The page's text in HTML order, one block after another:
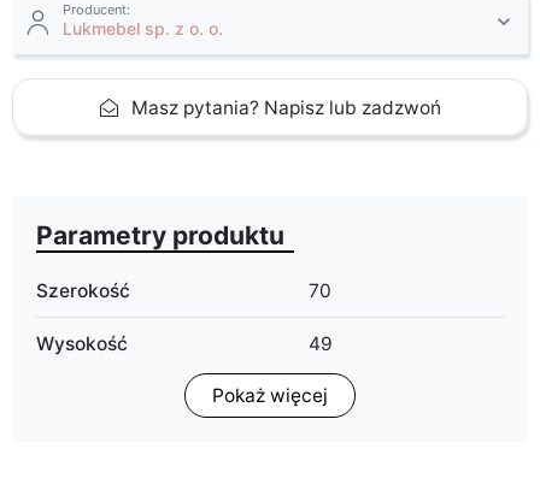
Producent:
Lukmebel sp. z o. o.
Masz pytania? Napisz lub zadzwoń
Parametry produktu
Szerokość 70
Wysokość 49
70
Pokaż więcej